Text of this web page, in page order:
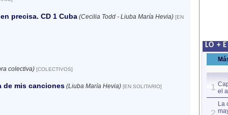
precisa. CD 1 Cuba (Cecilia Todd - Liuba María Hevia) [EN
colectiva) [COLECTIVOS]
de mis canciones (Liuba María Hevia) [EN SOLITARIO]
LO +
1 el
2
La